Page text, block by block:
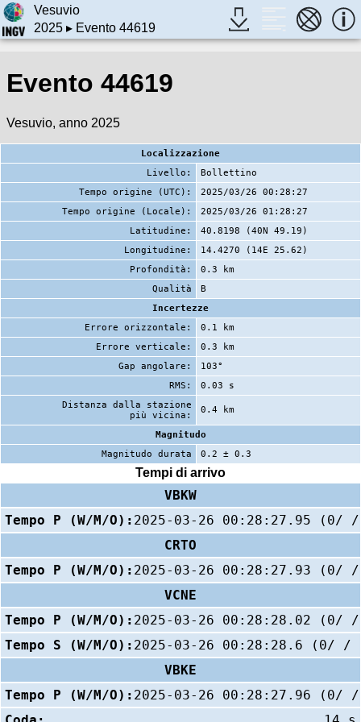
Vesuvio
2025▸ Evento 44619
Evento 44619
Vesuvio, anno 2025
Localizzazione
Livello:
Bollettino
Tempo origine (UTC):
2025/03/26 00:28:27
Tempo origine (Locale):
2025/03/26 01:28:27
Latitudine:
40.8198 (40N 49.19)
Longitudine:
14.4270 (14E 25.62)
Profondità:
0.3 km
Qualità
B
Incertezze
Errore orizzontale:
0.1 km
Errore verticale:
0.3 km
Gap angolare:
103°
RMS:
0.03 s
Distanza dalla stazione
più vicina:
0.4 km
Magnitudo
Magnitudo durata
0.2 ± 0.3
Tempi di arrivo
VBKW
Tempo P (W/M/O): 2025-03-26 00:28:27.95 (0/
CRTO
Tempo P (W/M/O): 2025-03-26 00:28:27.93 (0/
VCNE
Tempo P (W/M/O): 2025-03-26 00:28:28.02 (0/
Tempo S (W/M/O): 2025-03-26 00:28:28.6 (0/ /
VBKE
Tempo P (W/M/O): 2025-03-26 00:28:27.96 (0/